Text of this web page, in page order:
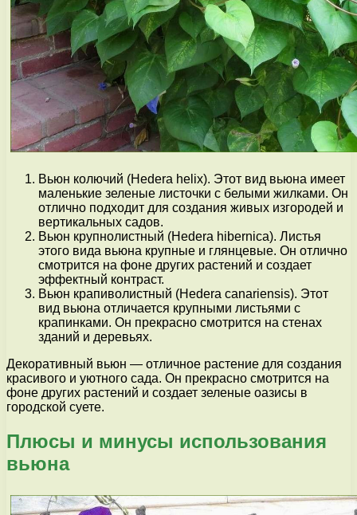
Вьюн колючий (Hedera helix). Этот вид вьюна имеет
маленькие зеленые листочки с белыми жилками. Он
отлично подходит для создания живых изгородей и
вертикальных садов.
Вьюн крупнолистный (Hedera hibernica). Листья
этого вида вьюна крупные и глянцевые. Он отлично
смотрится на фоне других растений и создает
эффектный контраст.
Вьюн крапиволистный (Hedera canariensis). Этот
вид вьюна отличается крупными листьями с
крапинками. Он прекрасно смотрится на стенах
зданий и деревьях.
Декоративный вьюн — отличное растение для создания
красивого и уютного сада. Он прекрасно смотрится на
фоне других растений и создает зеленые оазисы в
городской суете.
Плюсы и минусы использования
вьюна